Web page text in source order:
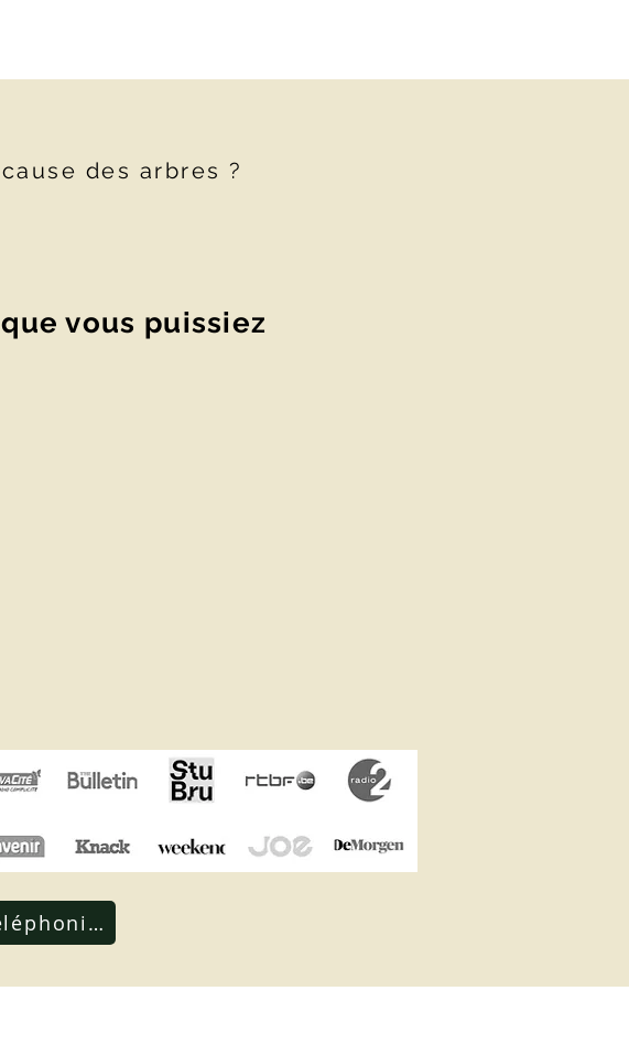
des arbres ?
vous puissiez
sans engagement